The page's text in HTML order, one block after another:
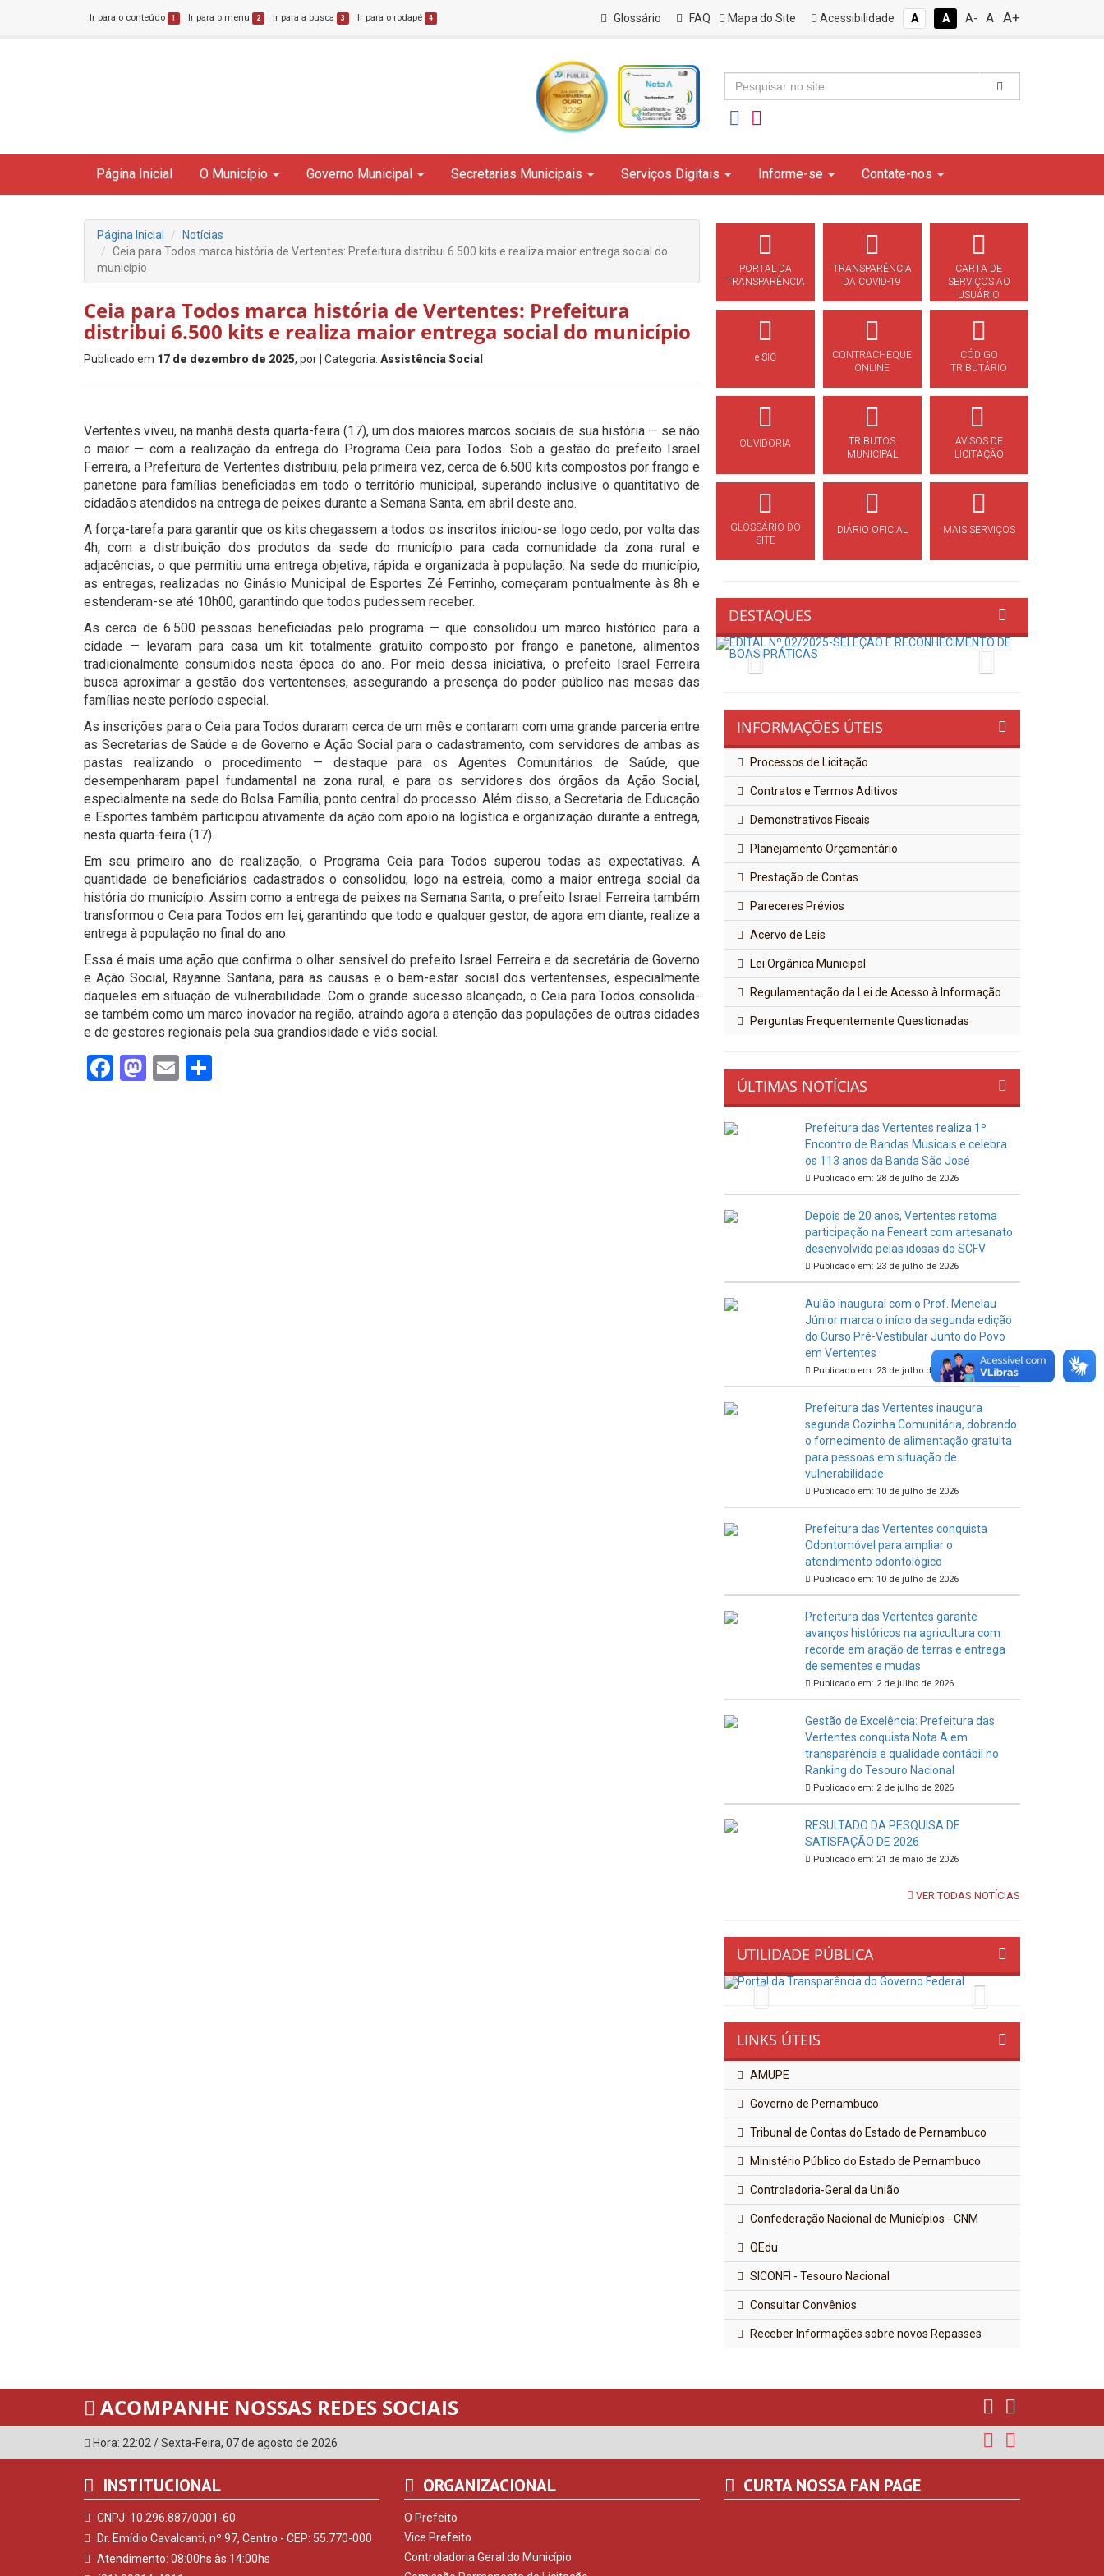
Ir para o conteúdo 1 Ir para o menu 2 Ir para a busca 3 Ir para o rodapé 4 Glossário FAQ Mapa do Site Acessibilidade A A A- A A+
Página Inicial O Município Governo Municipal Secretarias Municipais Serviços Digitais Informe-se Contate-nos
Página Inicial
Notícias
Ceia para Todos marca história de Vertentes: Prefeitura distribui 6.500 kits e realiza maior entrega social do
município
Ceia para Todos marca história de Vertentes: Prefeitura
distribui 6.500 kits e realiza maior entrega social do município
Publicado em 17 de dezembro de 2025, por | Categoria: Assistência Social
Vertentes viveu, na manhã desta quarta-feira (17), um dos maiores marcos sociais de sua história — se não
o maior — com a realização da entrega do Programa Ceia para Todos. Sob a gestão do prefeito Israel
Ferreira, a Prefeitura de Vertentes distribuiu, pela primeira vez, cerca de 6.500 kits compostos por frango e
panetone para famílias beneficiadas em todo o território municipal, superando inclusive o quantitativo de
cidadãos atendidos na entrega de peixes durante a Semana Santa, em abril deste ano.
A força-tarefa para garantir que os kits chegassem a todos os inscritos iniciou-se logo cedo, por volta das
4h, com a distribuição dos produtos da sede do município para cada comunidade da zona rural e
adjacências, o que permitiu uma entrega objetiva, rápida e organizada à população. Na sede do município,
as entregas, realizadas no Ginásio Municipal de Esportes Zé Ferrinho, começaram pontualmente às 8h e
estenderam-se até 10h00, garantindo que todos pudessem receber.
As cerca de 6.500 pessoas beneficiadas pelo programa — que consolidou um marco histórico para a
cidade — levaram para casa um kit totalmente gratuito composto por frango e panetone, alimentos
tradicionalmente consumidos nesta época do ano. Por meio dessa iniciativa, o prefeito Israel Ferreira
busca aproximar a gestão dos vertentenses, assegurando a presença do poder público nas mesas das
famílias neste período especial.
As inscrições para o Ceia para Todos duraram cerca de um mês e contaram com uma grande parceria entre
as Secretarias de Saúde e de Governo e Ação Social para o cadastramento, com servidores de ambas as
pastas realizando o procedimento — destaque para os Agentes Comunitários de Saúde, que
desempenharam papel fundamental na zona rural, e para os servidores dos órgãos da Ação Social,
especialmente na sede do Bolsa Família, ponto central do processo. Além disso, a Secretaria de Educação
e Esportes também participou ativamente da ação com apoio na logística e organização durante a entrega,
nesta quarta-feira (17).
Em seu primeiro ano de realização, o Programa Ceia para Todos superou todas as expectativas. A
quantidade de beneficiários cadastrados o consolidou, logo na estreia, como a maior entrega social da
história do município. Assim como a entrega de peixes na Semana Santa, o prefeito Israel Ferreira também
transformou o Ceia para Todos em lei, garantindo que todo e qualquer gestor, de agora em diante, realize a
entrega à população no final do ano.
Essa é mais uma ação que confirma o olhar sensível do prefeito Israel Ferreira e da secretária de Governo
e Ação Social, Rayanne Santana, para as causas e o bem-estar social dos vertentenses, especialmente
daqueles em situação de vulnerabilidade. Com o grande sucesso alcançado, o Ceia para Todos consolida-
se também como um marco inovador na região, atraindo agora a atenção das populações de outras cidades
e de gestores regionais pela sua grandiosidade e viés social.
Facebook
Mastodon
Email
PORTAL DA
TRANSPARÊNCIA
TRANSPARÊNCIA
DA COVID-19
CARTA DE
SERVIÇOS AO
USUÁRIO
e-SIC
CONTRACHEQUE
ONLINE
CÓDIGO
TRIBUTÁRIO
OUVIDORIA
TRIBUTOS
MUNICIPAL
AVISOS DE
LICITAÇÃO
GLOSSÁRIO DO
SITE
DIÁRIO OFICIAL MAIS SERVIÇOS
DESTAQUES
Previous
INFORMAÇÕES ÚTEIS
Processos de Licitação
Contratos e Termos Aditivos
Demonstrativos Fiscais
Planejamento Orçamentário
Prestação de Contas
Pareceres Prévios
Acervo de Leis
Lei Orgânica Municipal
Regulamentação da Lei de Acesso à Informação
Perguntas Frequentemente Questionadas
ÚLTIMAS NOTÍCIAS
Prefeitura das Vertentes realiza 1º
Encontro de Bandas Musicais e celebra
os 113 anos da Banda São José
Publicado em: 28 de julho de 2026
Depois de 20 anos, Vertentes retoma
participação na Feneart com artesanato
desenvolvido pelas idosas do SCFV
Publicado em: 23 de julho de 2026
Aulão inaugural com o Prof. Menelau
Júnior marca o início da segunda edição
do Curso Pré-Vestibular Junto do Povo
em Vertentes
Publicado em: 23 de julho de 2026
Prefeitura das Vertentes inaugura
segunda Cozinha Comunitária, dobrando
o fornecimento de alimentação gratuita
para pessoas em situação de
vulnerabilidade
Publicado em: 10 de julho de 2026
Prefeitura das Vertentes conquista
Odontomóvel para ampliar o
atendimento odontológico
Publicado em: 10 de julho de 2026
Prefeitura das Vertentes garante
avanços históricos na agricultura com
recorde em aração de terras e entrega
de sementes e mudas
Publicado em: 2 de julho de 2026
Gestão de Excelência: Prefeitura das
Vertentes conquista Nota A em
transparência e qualidade contábil no
Ranking do Tesouro Nacional
Publicado em: 2 de julho de 2026
RESULTADO DA PESQUISA DE
SATISFAÇÃO DE 2026
Publicado em: 21 de maio de 2026
VER TODAS NOTÍCIAS
UTILIDADE PÚBLICA
Previous
LINKS ÚTEIS
AMUPE
Governo de Pernambuco
Tribunal de Contas do Estado de Pernambuco
Ministério Público do Estado de Pernambuco
Controladoria-Geral da União
Confederação Nacional de Municípios - CNM
QEdu
SICONFI - Tesouro Nacional
Consultar Convênios
Receber Informações sobre novos Repasses
ACOMPANHE NOSSAS REDES SOCIAIS
Hora: 22:02 /Sexta-Feira, 07 de agosto de 2026
INSTITUCIONAL
CNPJ: 10.296.887/0001-60
Dr. Emídio Cavalcanti, nº 97, Centro - CEP: 55.770-000
Atendimento: 08:00hs às 14:00hs
ORGANIZACIONAL
O Prefeito
Vice Prefeito
Controladoria Geral do Município
CURTA NOSSA FAN PAGE